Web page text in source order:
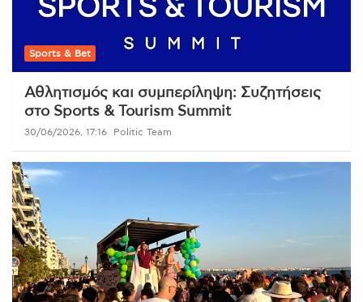
Sports & Bet
Αθλητισμός και συμπερίληψη: Συζητήσεις
στο Sports & Tourism Summit
30/06/2026, 17:16 Politic Team